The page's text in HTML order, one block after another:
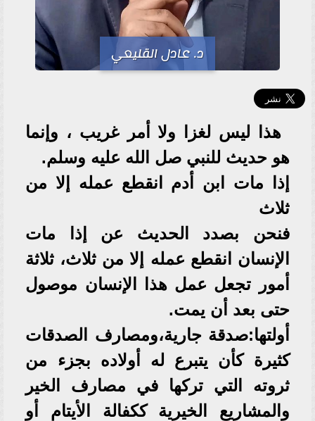
د. عادل القليعي
هذا ليس لغزا ولا أمر غريب ، وإنما
هو حديث للنبي صل الله عليه وسلم.
إذا مات ابن أدم انقطع عمله إلا من
ثلاث
فنحن بصدد الحديث عن إذا مات
الإنسان انقطع عمله إلا من ثلاث، ثلاثة
أمور تجعل عمل هذا الإنسان موصول
حتى بعد أن يمت.
أولتها:صدقة جارية،ومصارف الصدقات
كثيرة كأن يتبرع له أولاده بجزء من
ثروته التي تركها في مصارف الخير
والمشاريع الخيرية ككفالة الأيتام أو